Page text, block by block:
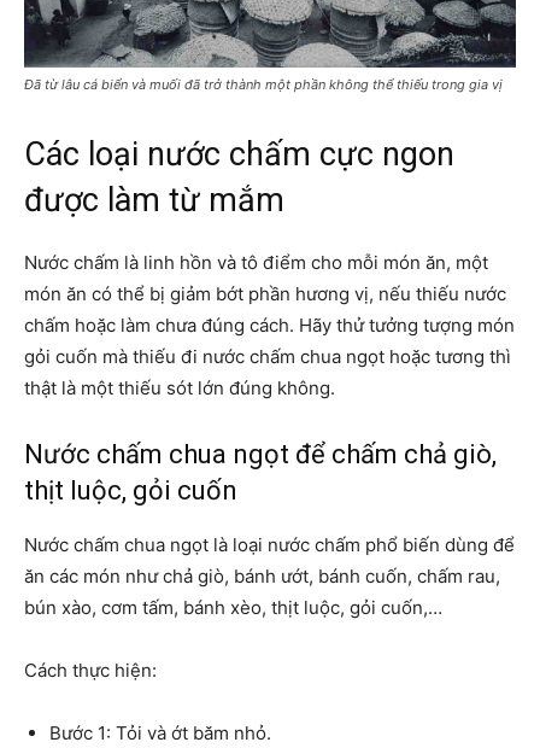
Đã từ lâu cá biển và muối đã trở thành một phần không thể thiếu trong gia vị
Các loại nước chấm cực ngon
được làm từ mắm
Nước chấm là linh hồn và tô điểm cho mỗi món ăn, một
món ăn có thể bị giảm bớt phần hương vị, nếu thiếu nước
chấm hoặc làm chưa đúng cách. Hãy thử tưởng tượng món
gỏi cuốn mà thiếu đi nước chấm chua ngọt hoặc tương thì
thật là một thiếu sót lớn đúng không.
Nước chấm chua ngọt để chấm chả giò,
thịt luộc, gỏi cuốn
Nước chấm chua ngọt là loại nước chấm phổ biến dùng để
ăn các món như chả giò, bánh ướt, bánh cuốn, chấm rau,
bún xào, cơm tấm, bánh xèo, thịt luộc, gỏi cuốn,…
Cách thực hiện:
Bước 1: Tỏi và ớt băm nhỏ.